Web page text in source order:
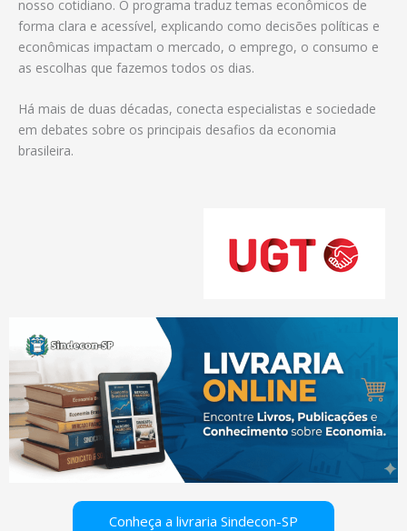
nosso cotidiano. O programa traduz temas econômicos de
forma clara e acessível, explicando como decisões políticas e
econômicas impactam o mercado, o emprego, o consumo e
as escolhas que fazemos todos os dias.
Há mais de duas décadas, conecta especialistas e sociedade
em debates sobre os principais desafios da economia
brasileira.
Conheça a livraria Sindecon-SP